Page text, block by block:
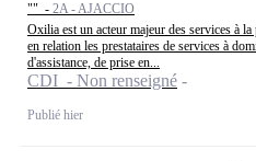
"" - 2A - AJACCIO
Oxilia est un acteur majeur des services à
en relation les prestataires de services à
d'assistance, de prise en...
CDI - Non renseigné
Publié hier